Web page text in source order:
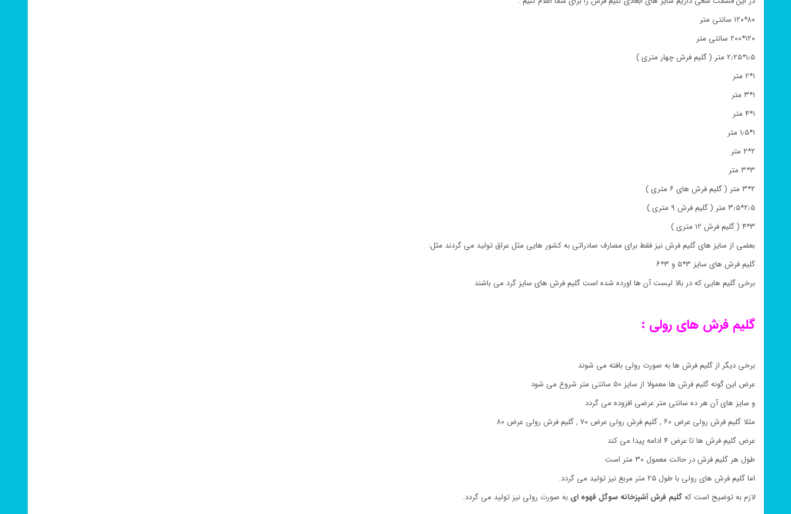
۸۰*۱۲۰ سانتی متر
۱۲۰*۲۰۰ سانتی متر
۱٫۵*۲٫۲۵ متر ( گلیم فرش چهار متری )
۱*۲ متر
۱*۳ متر
۱*۴ متر
۱*۱٫۵ متر
۲*۲ متر
۳*۳ متر
۲*۳ متر ( گلیم فرش های ۶ متری )
۲٫۵*۳٫۵ متر ( گلیم فرش ۹ متری )
۳*۴ ( گلیم فرش ۱۲ متری )
بعضی از سایز های گلیم فرش نیز فقط برای مصارف صادراتی به کشور هایی مثل عراق تولید می گردند مثل:
گلیم فرش های سایز ۳*۵ و ۳*۶
برخی گلیم هایی که در بالا لیست آن ها اورده شده است گلیم فرش های سایز گرد می باشند
گلیم فرش های رولی :
برخی دیگر از گلیم فرش ها به صورت رولی بافته می شوند
عرض این گونه گلیم فرش ها معمولا از سایز ۵۰ سانتی متر شروع می شود
و سایز های آن هر ده سانتی متر عرضی افزوده می گردد
مثلا گلیم فرش رولی عرض ۶۰ , گلیم فرش رولی عرض ۷۰ , گلیم فرش رولی عرض ۸۰
عرض گلیم فرش ها تا عرض ۴ ادامه پیدا می کند
طول هر گلیم فرش در حالت معمول ۳۰ متر است
اما گلیم فرش های رولی با طول ۲۵ متر مربع نیز تولید می گردد.
لازم به توضیح است کهگلیم فرشآشپزخانهسوگل قهوه ای به صورت رولی نیز تولید می گردد.